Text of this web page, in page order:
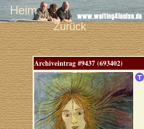
Heim
Zurück
Archiveintrag #9437 (693402)